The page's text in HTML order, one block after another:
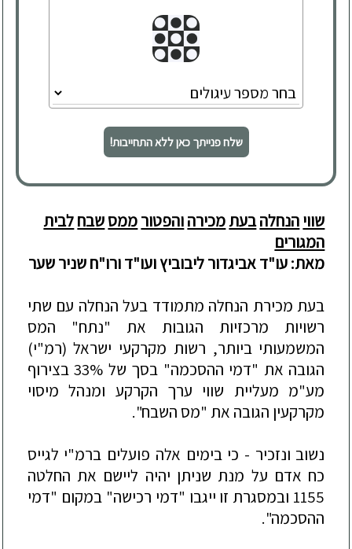
שלח פנייתך כאן ללא התחייבות!
שוויהנחלהבעתמכירהוהפטורממסשבחלבית
המגורים
מאת: עו"ד אביגדור ליבוביץ ועו"ד ורו"ח שניר שער
בעת מכירת הנחלה מתמודד בעל הנחלה עם שתי
רשויות מרכזיות הגובות את "נתח" המס
המשמעותיביותר, רשות מקרקעי ישראל (רמ"י)
הגובה את "דמי ההסכמה" בסך של 33% בצירוף
מע"מ מעליית שווי ערך הקרקע ומנהל מיסוי
מקרקעין הגובה את "מס השבח".
נשוב ונזכיר - כיבימים אלה פועלים ברמ"י לגייס
כח אדם על מנת שניתן יהיה ליישם את החלטה
1155 ובמסגרת זו ייגבו "דמי רכישה"במקום "דמי
ההסכמה".